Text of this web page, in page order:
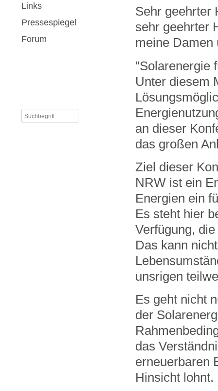
Links
Pressespiegel
Forum
Sehr geehrter
sehr geehrter
meine Damen
"Solarenergie
Unter diesem
an dieser
das großen
Ziel dieser
NRW ist ein
Energien ein
Es steht hier
Verfügung,
Das kann
unsrigen
Es geht nicht
der
das
erneuerbaren
Hinsicht lohnt.